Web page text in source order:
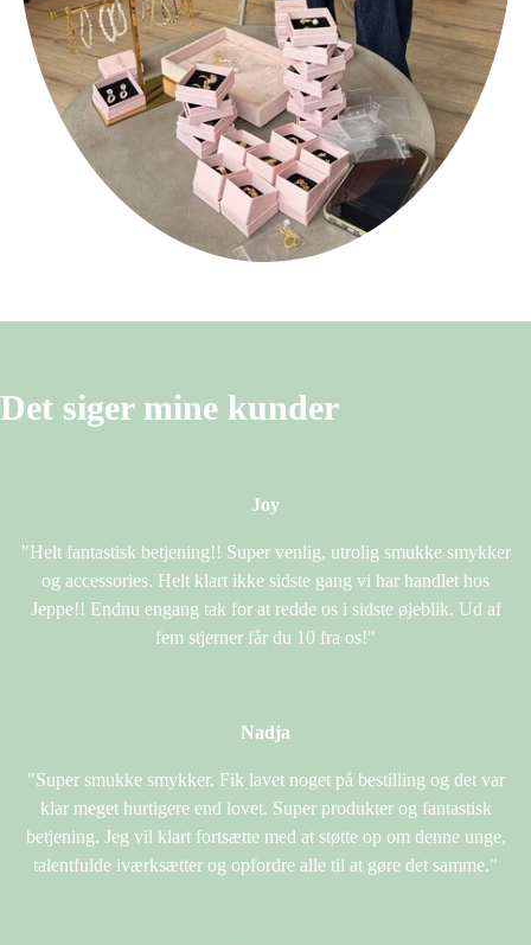
Det siger mine kunder
Joy
"Helt fantastisk betjening!! Super venlig, utrolig smukke smykker
og accessories. Helt klart ikke sidste gang vi har handlet hos
Jeppe!! Endnu engang tak for at redde os i sidste øjeblik. Ud af
fem stjerner får du 10 fra os!"
Nadja
"Super smukke smykker. Fik lavet noget på bestilling og det var
klar meget hurtigere end lovet. Super produkter og fantastisk
betjening. Jeg vil klart fortsætte med at støtte op om denne unge,
talentfulde iværksætter og opfordre alle til at gøre det samme."